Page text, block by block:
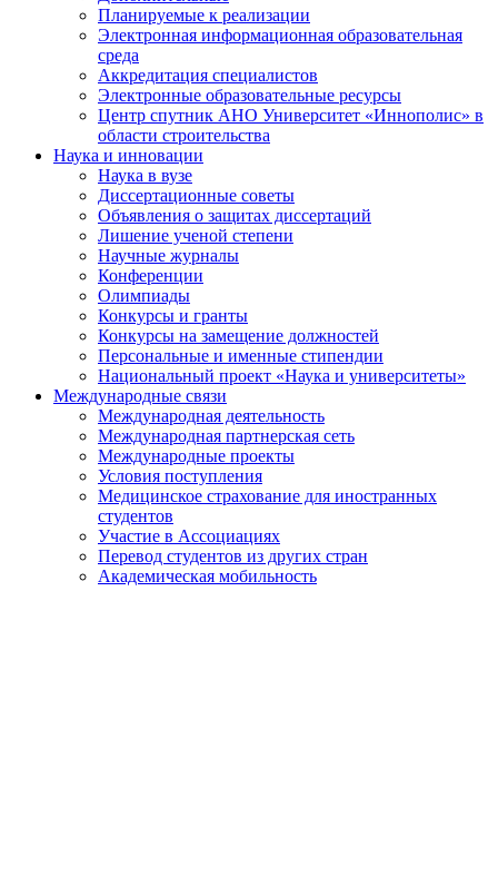
Планируемые к реализации
Электронная информационная образовательная
среда
Аккредитация специалистов
Электронные образовательные ресурсы
Центр спутник АНО Университет «Иннополис» в
области строительства
Наука и инновации
Наука в вузе
Диссертационные советы
Объявления о защитах диссертаций
Лишение ученой степени
Научные журналы
Конференции
Олимпиады
Конкурсы и гранты
Конкурсы на замещение должностей
Персональные и именные стипендии
Национальный проект «Наука и университеты»
Международные связи
Международная деятельность
Международная партнерская сеть
Международные проекты
Условия поступления
Медицинское страхование для иностранных
студентов
Участие в Ассоциациях
Перевод студентов из других стран
Академическая мобильность